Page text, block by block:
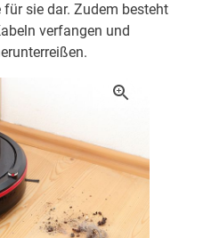
sie dar. Zudem besteht
verfangen und